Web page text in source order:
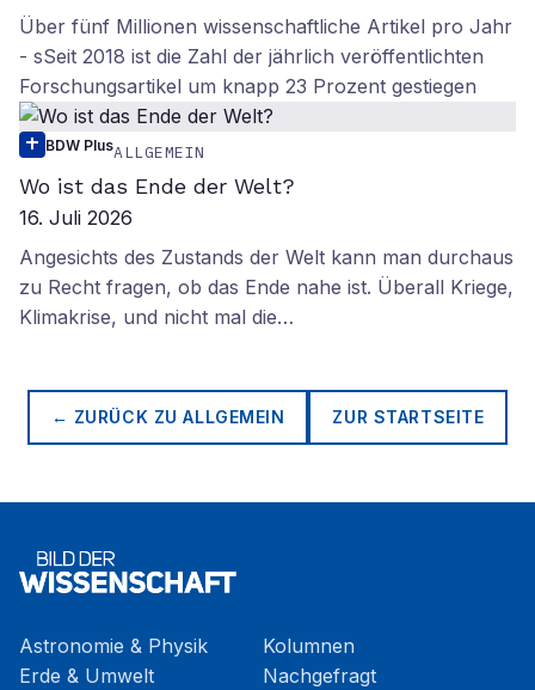
Über fünf Millionen wissenschaftliche Artikel pro Jahr
- sSeit 2018 ist die Zahl der jährlich veröffentlichten
Forschungsartikel um knapp 23 Prozent gestiegen
BDW PlusALLGEMEIN
Wo ist das Ende der Welt?
16. Juli 2026
Angesichts des Zustands der Welt kann man durchaus
zu Recht fragen, ob das Ende nahe ist. Überall Kriege,
Klimakrise, und nicht mal die…
← ZURÜCK ZUALLGEMEIN ZUR STARTSEITE
Astronomie & Physik
Erde & Umwelt
Kolumnen
Nachgefragt